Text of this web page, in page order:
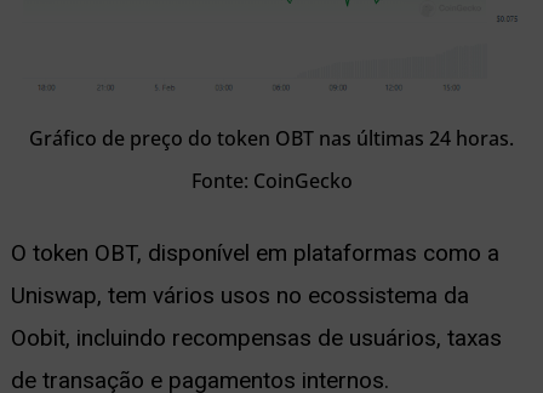
Gráfico de preço do token OBT nas últimas 24 horas.
Fonte: CoinGecko
O token OBT, disponível em plataformas como a
Uniswap, tem vários usos no ecossistema da
Oobit, incluindo recompensas de usuários, taxas
de transação e pagamentos internos.